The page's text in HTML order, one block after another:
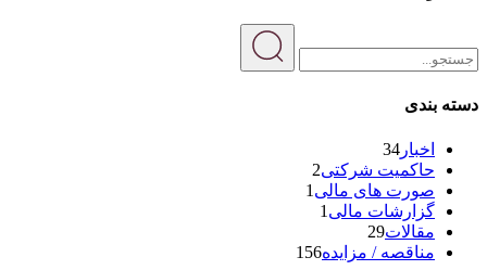
دسته بندی
اخبار 34
حاکمیت شرکتی2
صورت های مالی 1
گزارشات مالی 1
مقالات29
مناقصه / مزایده156